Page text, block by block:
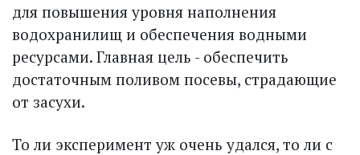
для повышения уровня наполнения
водохранилищ и обеспечения водными
ресурсами. Главная цель - обеспечить
достаточным поливом посевы, страдающие
от засухи.
То ли эксперимент уж очень удался, то ли с